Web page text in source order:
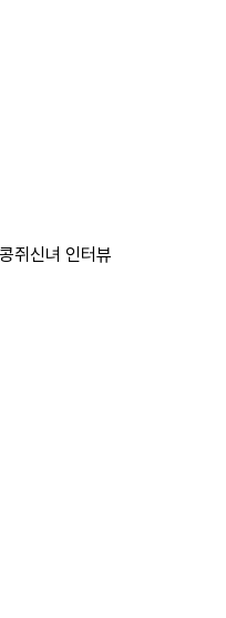
쥐신녀 인터뷰